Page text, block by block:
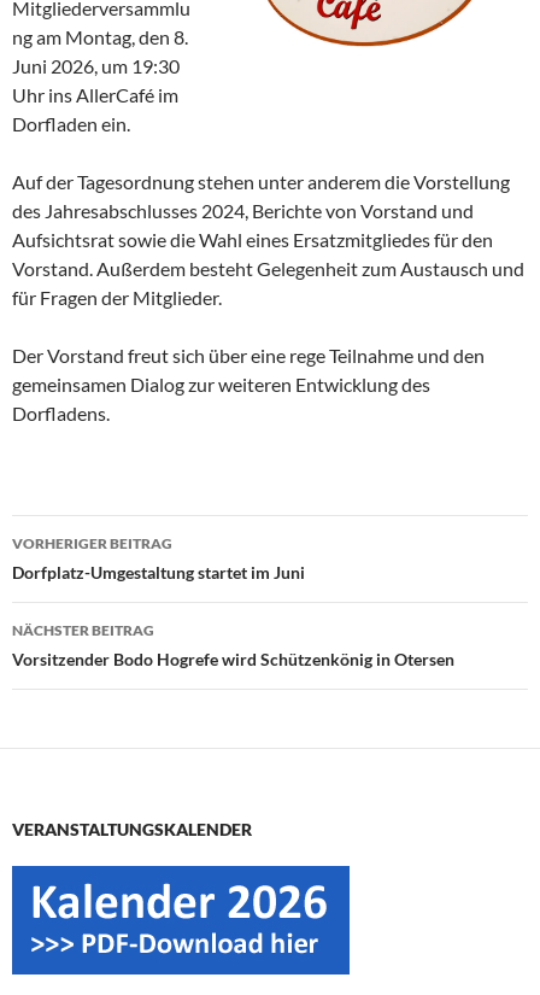
Mitgliederversammlu
ng am Montag, den 8.
Juni 2026, um 19:30
Uhr ins AllerCafé im
Dorfladen ein.
Auf der Tagesordnung stehen unter anderem die Vorstellung
des Jahresabschlusses 2024, Berichte von Vorstand und
Aufsichtsrat sowie die Wahl eines Ersatzmitgliedes für den
Vorstand. Außerdem besteht Gelegenheit zum Austausch und
für Fragen der Mitglieder.
Der Vorstand freut sich über eine rege Teilnahme und den
gemeinsamen Dialog zur weiteren Entwicklung des
Dorfladens.
Beitragsnavigation
VORHERIGER BEITRAG
Dorfplatz-Umgestaltung startet im Juni
NÄCHSTER BEITRAG
Vorsitzender Bodo Hogrefe wird Schützenkönig in Otersen
VERANSTALTUNGSKALENDER